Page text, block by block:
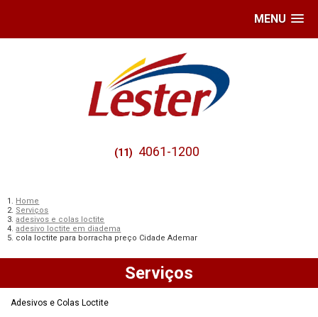
MENU
(11) 4061-1200
Home
Serviços
adesivos e colas loctite
adesivo loctite em diadema
cola loctite para borracha preço Cidade Ademar
Serviços
Adesivos e Colas Loctite